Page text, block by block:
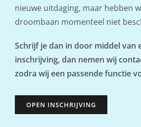
nieuwe uitdaging, maar hebben
droombaan momenteel niet
Schrijf je dan in door middel van
inschrijving, dan nemen wij
zodra wij een passende functie
OPEN INSCHRIJVING